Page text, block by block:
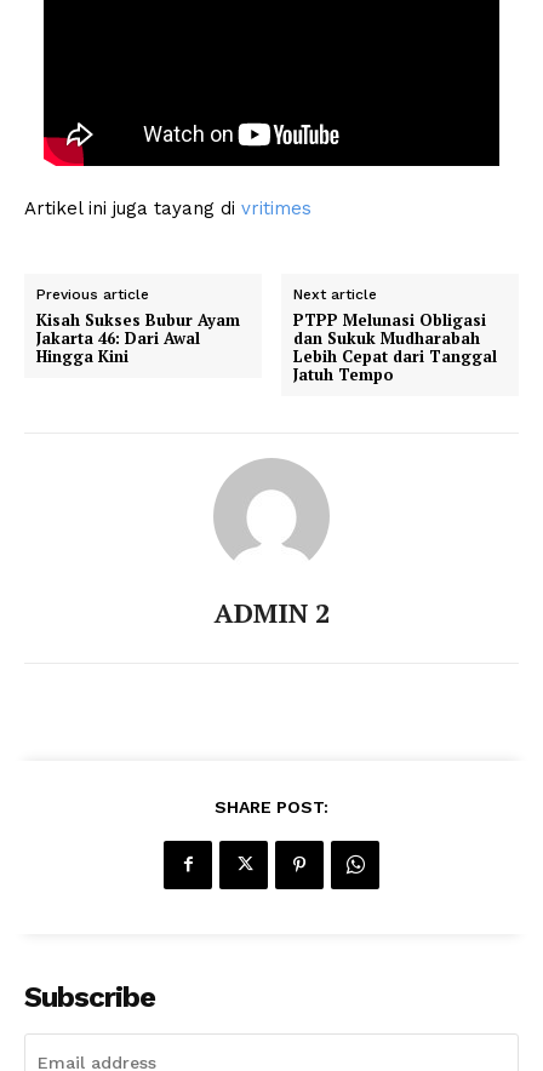
Artikel ini juga tayang di vritimes
Previous article
Kisah Sukses Bubur Ayam
Jakarta 46: Dari Awal
Hingga Kini
Next article
PTPP Melunasi Obligasi
dan Sukuk Mudharabah
Lebih Cepat dari Tanggal
Jatuh Tempo
ADMIN 2
SHARE POST:
Subscribe